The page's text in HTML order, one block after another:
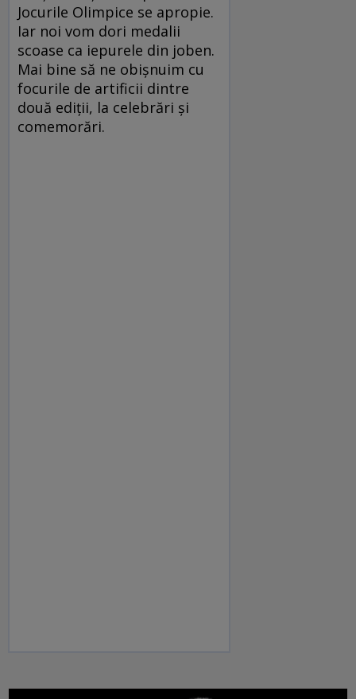
Jocurile Olimpice se apropie.
Iar noi vom dori medalii
scoase ca iepurele din joben.
Mai bine să ne obişnuim cu
focurile de artificii dintre
două ediţii, la celebrări şi
comemorări.